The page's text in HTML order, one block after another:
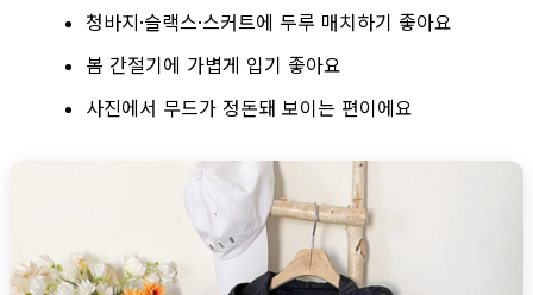
청바지·슬랙스·스커트에 두루 매치하기 좋아요
봄 간절기에 가볍게 입기 좋아요
사진에서 무드가 정돈돼 보이는 편이에요